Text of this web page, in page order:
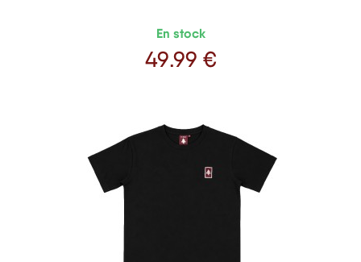
En stock
Prix
49.99 €